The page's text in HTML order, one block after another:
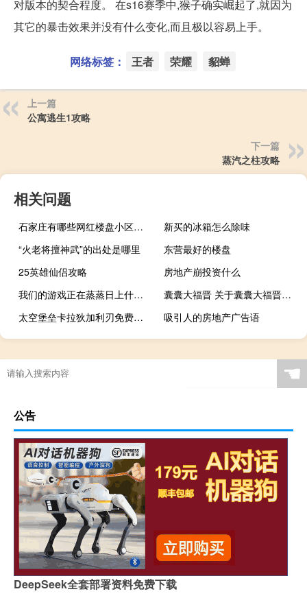
对版本的契合程度。 在s16赛季中,猴子确实崛起了,就因为
其它的暴击效果并没有什么变化,而且极以容易上手。
网络标签： 王者 荣耀 貂蝉
上一篇
公寓逃生1攻略
下一篇
蒸汽之柱攻略
相关问题
石家庄有哪些网红楼盘小区？介绍5个最知名地产项目
新买的冰箱怎么除味
“火老将擅神武”的出处是哪里
东营最好的楼盘
25英雄仙侣攻略
房地产崩投资什么
我们的游戏正在蒸蒸日上什么梗
囊囊大福晋 关于囊囊大福晋的介绍
太空堡垒卡拉狄加利刃免费（太空堡垒卡拉狄加 利刃）
吸引人的房地产广告语
“镂冰生花无手痕”的出处是哪里
☚
公告
DeepSeek全套部署资料免费下载